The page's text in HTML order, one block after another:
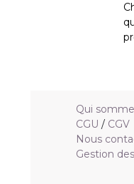
Qui
CGU / CGV
Nous
Gestion